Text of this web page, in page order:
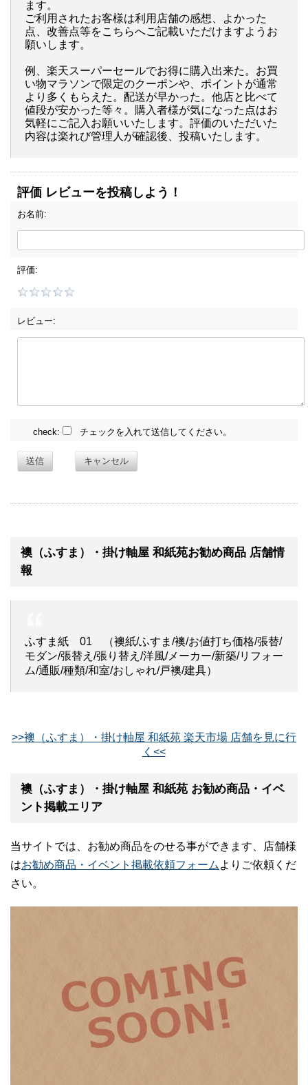
ます。
ご利用されたお客様は利用店舗の感想、よかった
点、改善点等をこちらへご記載いただけますようお
願いします。
例、楽天スーパーセールでお得に購入出来た。お買
い物マラソンで限定のクーポンや、ポイントが通常
より多くもらえた。配送が早かった。他店と比べて
値段が安かった等々。購入者様が気になった点はお
気軽にご記入お願いいたします。評価のいただいた
内容は楽れび管理人が確認後、投稿いたします。
評価 レビューを投稿しよう！
お名前:
評価:
レビュー:
check: チェックを入れて送信してください。
送信 キャンセル
襖（ふすま）・掛け軸屋 和紙苑お勧め商品 店舗情
報
ふすま紙 01 （襖紙/ふすま/襖/お値打ち価格/張替/
モダン/張替え/張り替え/洋風/メーカー/新築/リフォー
ム/通販/種類/和室/おしゃれ/戸襖/建具）
>>襖（ふすま）・掛け軸屋 和紙苑 楽天市場 店舗を見に行
く<<
襖（ふすま）・掛け軸屋 和紙苑 お勧め商品・イベ
ント掲載エリア
当サイトでは、お勧め商品をのせる事ができます、店舗様
はお勧め商品・イベント掲載依頼フォーム よりご依頼くだ
さい。